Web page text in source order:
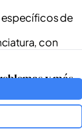
específicos de
con
y más